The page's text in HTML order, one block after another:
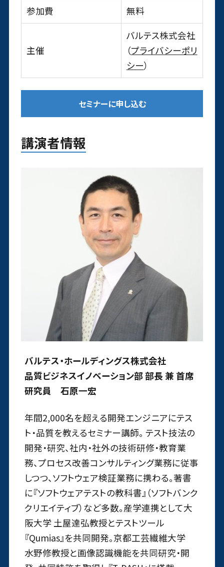
参加費
無料
主催
バルテス株式会社
（プライバシーポリ
シー）
セミナーに申し込む
講演者情報
バルテス・ホールディングス株式会社
品質ビジネスイノベーション部 部長 兼 首席
研究員 石原一宏
年間2,000名を超える開発エンジニアにテス
ト・品質を教えるセミナー講師。 テスト技法の
開発・研究、社内・社外の技術研修・教育業
務、プロセス改善コンサルティング業務に従事
しつつ、ソフトウェア検証業務に携わる。著書
に『ソフトウェアテストの教科書』（ソフトバンク
クリエイティブ）など多数。産学連携として大
阪大学 土屋達弘教授とテストツール
『Qumias』を共同開発。京都工芸繊維大学
水野修教授と画像認識機能を共同研究・開